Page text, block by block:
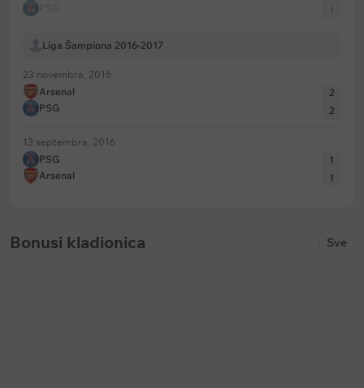
Liga Šampiona 2016-2017
23 novembra, 2016
Arsenal
PSG
2
2
13 septembra, 2016
PSG
Arsenal
1
1
Bonusi kladionica Sve